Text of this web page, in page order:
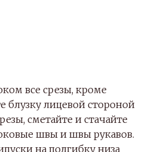
все срезы, кроме
блузку лицевой стороной
сметайте и стачайте
швы и швы рукавов.
на подгибку низа